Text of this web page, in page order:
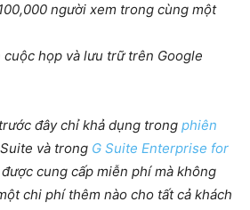
người xem trong cùng một
họp và lưu trữ trên Google
đây chỉ khả dụng trong phiên
và trong G Suite Enterprise for
cung cấp miễn phí mà không
chi phí thêm nào cho tất cả khách